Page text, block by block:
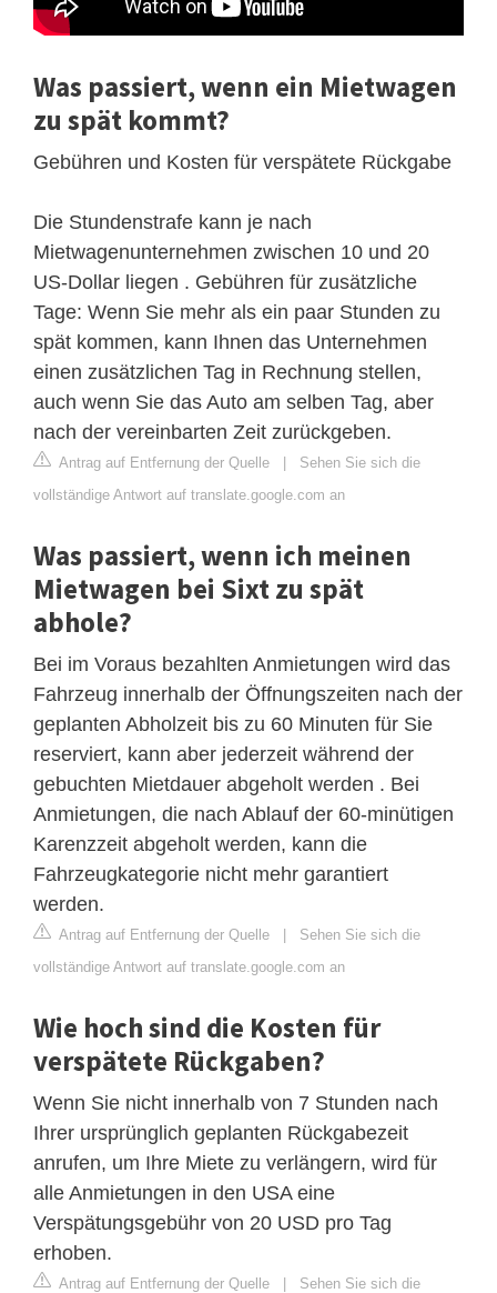
Was passiert, wenn ein Mietwagen
zu spät kommt?
Gebühren und Kosten für verspätete Rückgabe
Die Stundenstrafe kann je nach
Mietwagenunternehmen zwischen 10 und 20
US-Dollar liegen . Gebühren für zusätzliche
Tage: Wenn Sie mehr als ein paar Stunden zu
spät kommen, kann Ihnen das Unternehmen
einen zusätzlichen Tag in Rechnung stellen,
auch wenn Sie das Auto am selben Tag, aber
nach der vereinbarten Zeit zurückgeben.
Antrag auf Entfernung der Quelle | Sehen Sie sich die
vollständige Antwort auf translate.google.com an
Was passiert, wenn ich meinen
Mietwagen bei Sixt zu spät
abhole?
Bei im Voraus bezahlten Anmietungen wird das
Fahrzeug innerhalb der Öffnungszeiten nach der
geplanten Abholzeit bis zu 60 Minuten für Sie
reserviert, kann aber jederzeit während der
gebuchten Mietdauer abgeholt werden . Bei
Anmietungen, die nach Ablauf der 60-minütigen
Karenzzeit abgeholt werden, kann die
Fahrzeugkategorie nicht mehr garantiert
werden.
Antrag auf Entfernung der Quelle | Sehen Sie sich die
vollständige Antwort auf translate.google.com an
Wie hoch sind die Kosten für
verspätete Rückgaben?
Wenn Sie nicht innerhalb von 7 Stunden nach
Ihrer ursprünglich geplanten Rückgabezeit
anrufen, um Ihre Miete zu verlängern, wird für
alle Anmietungen in den USA eine
Verspätungsgebühr von 20 USD pro Tag
erhoben.
Antrag auf Entfernung der Quelle | Sehen Sie sich die